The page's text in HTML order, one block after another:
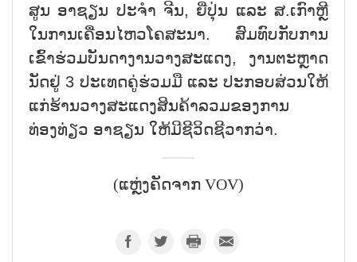
ສູນ ອາຊຽນ ປະຈຳ ຈີນ, ຍີ່ປຸ່ນ ແລະ ສ.ເກົາຫຼີ
ໃນການເຄື່ອນໄຫວໂຄສະນາ. ສົມທົບກັບການ
ເຂົ້າຮ່ວມບັນດາງານວາງສະແດງ, ງານຕະຫຼາດ
ນັດຢູ່ 3 ປະເທດຄູ່ຮ່ວມມື ແລະ ປະກອບສ່ວນໃຫ້
ແກ່ຮ້ານວາງສະແດງສິນຄ້າລວມຂອງການ
ທ່ອງທ່ຽວ ອາຊຽນ ໃຫ້ມີຊີວິດຊີວາກວ່າ.
(ແຫຼ່ງຄັດຈາກ VOV)